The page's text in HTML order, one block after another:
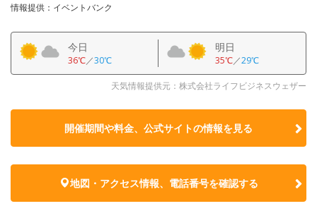
情報提供：イベントバンク
今日
36℃／30℃
明日
35℃／29℃
天気情報提供元：株式会社ライフビジネスウェザー
開催期間や料金、公式サイトの情報を見る
地図・アクセス情報、電話番号を確認する